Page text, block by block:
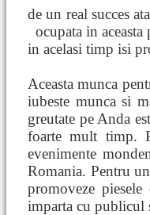
de un real succes
ocupata in aceasta
in acelasi timp isi
Aceasta munca
iubeste munca si
greutate pe Anda
foarte mult timp.
evenimente
Romania. Pentru
promoveze
imparta cu publicul